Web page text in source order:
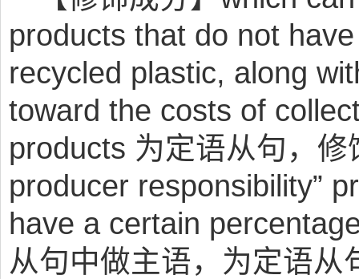
products that do not
recycled plastic, along
toward the costs of
products 为定语从句，修
producer responsibility”
have a certain
从句中做主语，为定语从